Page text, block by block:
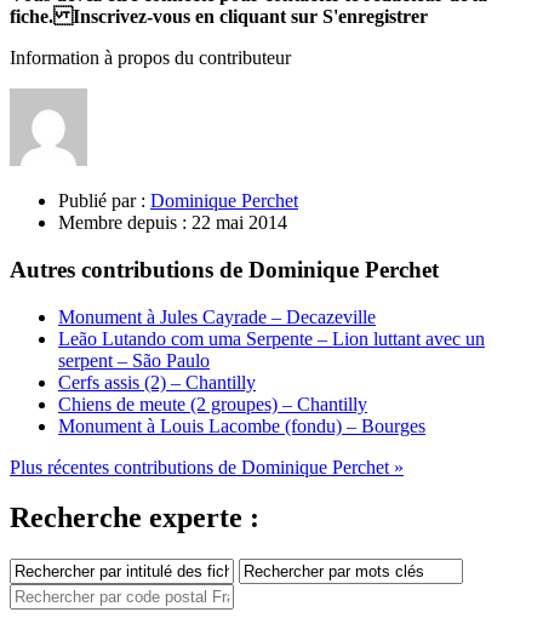
fiche. Inscrivez-vous en cliquant sur S'enregistrer
Information à propos du contributeur
Publié par : Dominique Perchet
Membre depuis : 22 mai 2014
Autres contributions de Dominique Perchet
Monument à Jules Cayrade – Decazeville
Leão Lutando com uma Serpente – Lion luttant avec un
serpent – São Paulo
Cerfs assis (2) – Chantilly
Chiens de meute (2 groupes) – Chantilly
Monument à Louis Lacombe (fondu) – Bourges
Plus récentes contributions de Dominique Perchet »
Recherche experte :